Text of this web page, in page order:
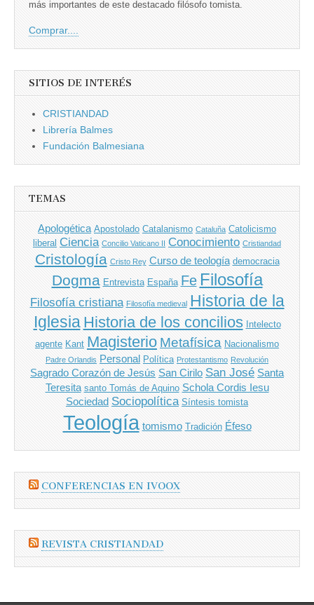
más importantes de este destacado filósofo tomista.
Comprar....
SITIOS DE INTERÉS
CRISTIANDAD
Librería Balmes
Fundación Balmesiana
TEMAS
Apologética Apostolado Catalanismo Cataluña Catolicismo
liberal Ciencia Concilio Vaticano II Conocimiento Cristiandad
Cristología Cristo Rey Curso de teología democracia
Dogma Entrevista España Fe Filosofía
Filosofía cristiana Filosofía medieval Historia de la
Iglesia Historia de los concilios Intelecto
agente Kant Magisterio Metafísica Nacionalismo
Padre Orlandis Personal Política Protestantismo Revolución
Sagrado Corazón de Jesús San Cirilo San José Santa
Teresita santo Tomás de Aquino Schola Cordis Iesu
Sociedad Sociopolítica Síntesis tomista
Teología tomismo Tradición Éfeso
CONFERENCIAS EN IVOOX
REVISTA CRISTIANDAD